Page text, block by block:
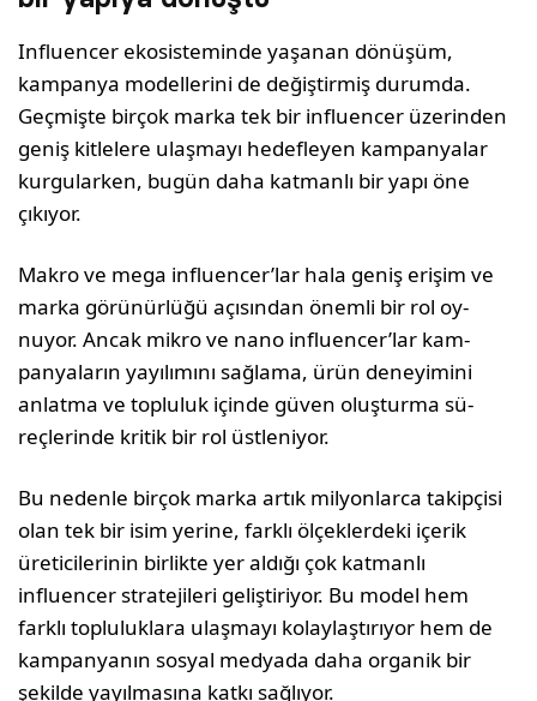
Influencer ekosisteminde yaşanan dönüşüm,
kampanya modellerini de değiştirmiş durumda.
Geçmişte birçok marka tek bir influencer üzerin­den
geniş kitlelere ulaşmayı hedefleyen kampan­yalar
kurgularken, bugün daha katmanlı bir yapı öne
çıkıyor.
Makro ve mega influencer’lar hala geniş erişim ve
marka görünürlüğü açısından önemli bir rol oy­
nuyor. Ancak mikro ve nano influencer’lar kam­
panyaların yayılımını sağlama, ürün deneyimini
anlatma ve topluluk içinde güven oluşturma sü­
reçlerinde kritik bir rol üstleniyor.
Bu nedenle birçok marka artık milyonlarca takip­çisi
olan tek bir isim yerine, farklı ölçeklerdeki içerik
üreticilerinin birlikte yer aldığı çok kat­manlı
influencer stratejileri geliştiriyor. Bu model hem
farklı topluluklara ulaşmayı kolaylaştırıyor hem de
kampanyanın sosyal medyada daha orga­nik bir
şekilde yayılmasına katkı sağlıyor.